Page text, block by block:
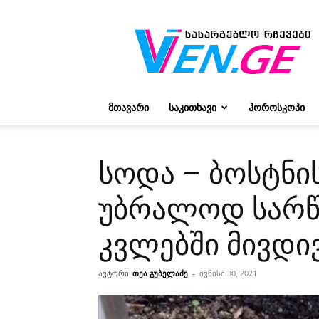
ვივიენისგან
ᲛᲗᲐᲕᲐᲠᲘ ᲡᲐᲙᲘᲗᲮᲐᲕᲘ ᲰᲝᲠᲝᲡᲙᲝᲞᲘ
სოდა –
უბრალოდ
კვლებში
ავტორი თეა გუბელაძე - ივნისი 30, 2021